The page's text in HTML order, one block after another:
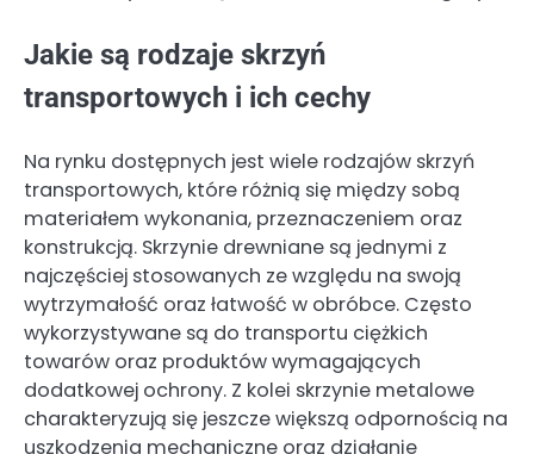
Jakie są rodzaje skrzyń
transportowych i ich cechy
Na rynku dostępnych jest wiele rodzajów skrzyń
transportowych, które różnią się między sobą
materiałem wykonania, przeznaczeniem oraz
konstrukcją. Skrzynie drewniane są jednymi z
najczęściej stosowanych ze względu na swoją
wytrzymałość oraz łatwość w obróbce. Często
wykorzystywane są do transportu ciężkich
towarów oraz produktów wymagających
dodatkowej ochrony. Z kolei skrzynie metalowe
charakteryzują się jeszcze większą odpornością na
uszkodzenia mechaniczne oraz działanie